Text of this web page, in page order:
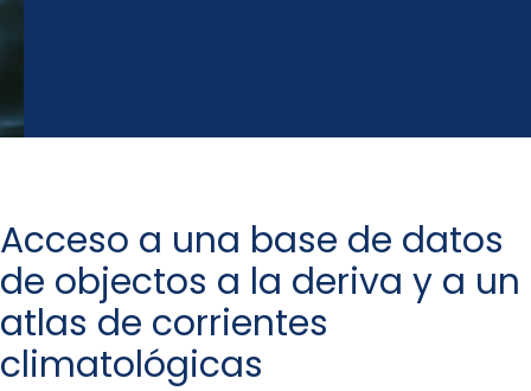
Acceso a una base de datos
de objectos a la deriva y a un
atlas de corrientes
climatológicas